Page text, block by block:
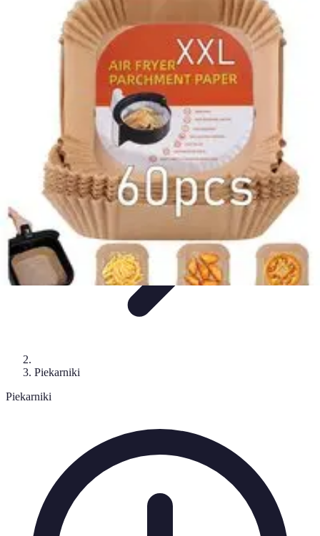
Nowoczesne AGD
Trendy i nowinkiZmywarkiNowości i TrendyLodówkiPorady
Nowoczesne AGD
Piekarniki
Piekarniki